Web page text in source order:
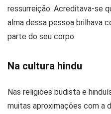
ressurreição. Acreditava-se
alma dessa pessoa brilhava
parte do seu corpo.
Na cultura hindu
Nas religiões budista e
muitas aproximações com a